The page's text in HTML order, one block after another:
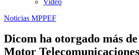
Video
Noticias MPPEF
Dicom ha otorgado más
Motor Telecomunicaciones